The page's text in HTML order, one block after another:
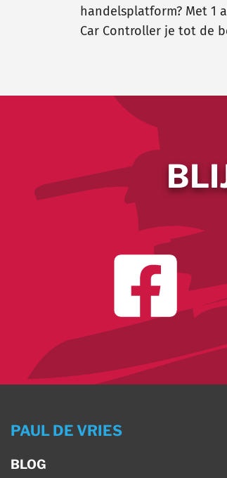
handelsplatform? Met 1
Car Controller je tot de
PAUL DE VRIES
BLOG